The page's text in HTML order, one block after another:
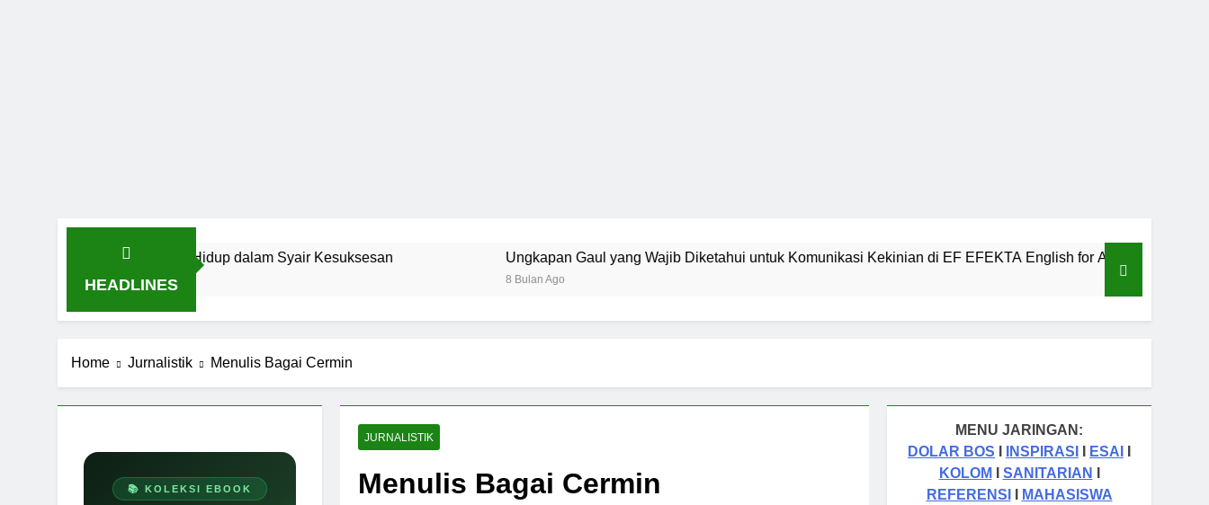
HEADLINES
Inspirasi: Hidup dalam Syair Kesuksesan Ungkapan Gaul yang Wajib Diketahui untuk Komunikasi Kekinian di EF EFEKTA English for Adults
Home Jurnalistik Menulis Bagai Cermin
📚 KOLEKSI EBOOK
JURNALISTIK
Menulis Bagai Cermin
MENU JARINGAN:
DOLAR BOS
INSPIRASI ESAI
KOLOM
SANITARIAN
REFERENSI
MAHASISWA